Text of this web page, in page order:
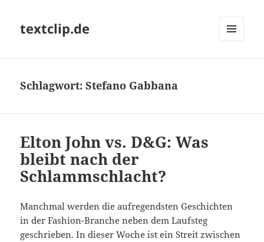
textclip.de
Schlagwort:Stefano Gabbana
Elton John vs. D&G: Was
bleibt nach der
Schlammschlacht?
Manchmal werden die aufregendsten Geschichten
in der Fashion-Branche neben dem Laufsteg
geschrieben. In dieser Woche ist ein Streit zwischen